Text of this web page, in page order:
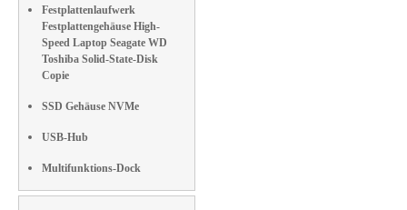
Festplattenlaufwerk
Festplattengehäuse High-
Speed Laptop Seagate WD
Toshiba Solid-State-Disk
Copie
SSD Gehäuse NVMe
USB-Hub
Multifunktions-Dock